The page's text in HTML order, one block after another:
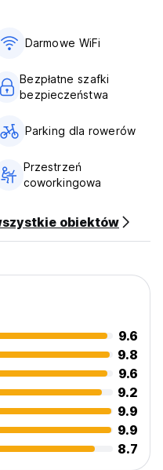
Darmowe WiFi
Bezpłatne szafki
bezpieczeństwa
Parking dla rowerów
Przestrzeń
coworkingowa
obiektów
9.6
9.8
9.6
9.2
9.9
9.9
8.7